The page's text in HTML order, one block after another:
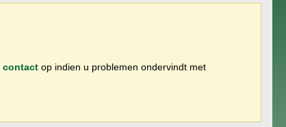
contact op indien u problemen ondervindt met